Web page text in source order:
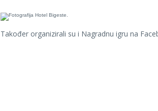
Također organizirali su i Nagradnu igru na